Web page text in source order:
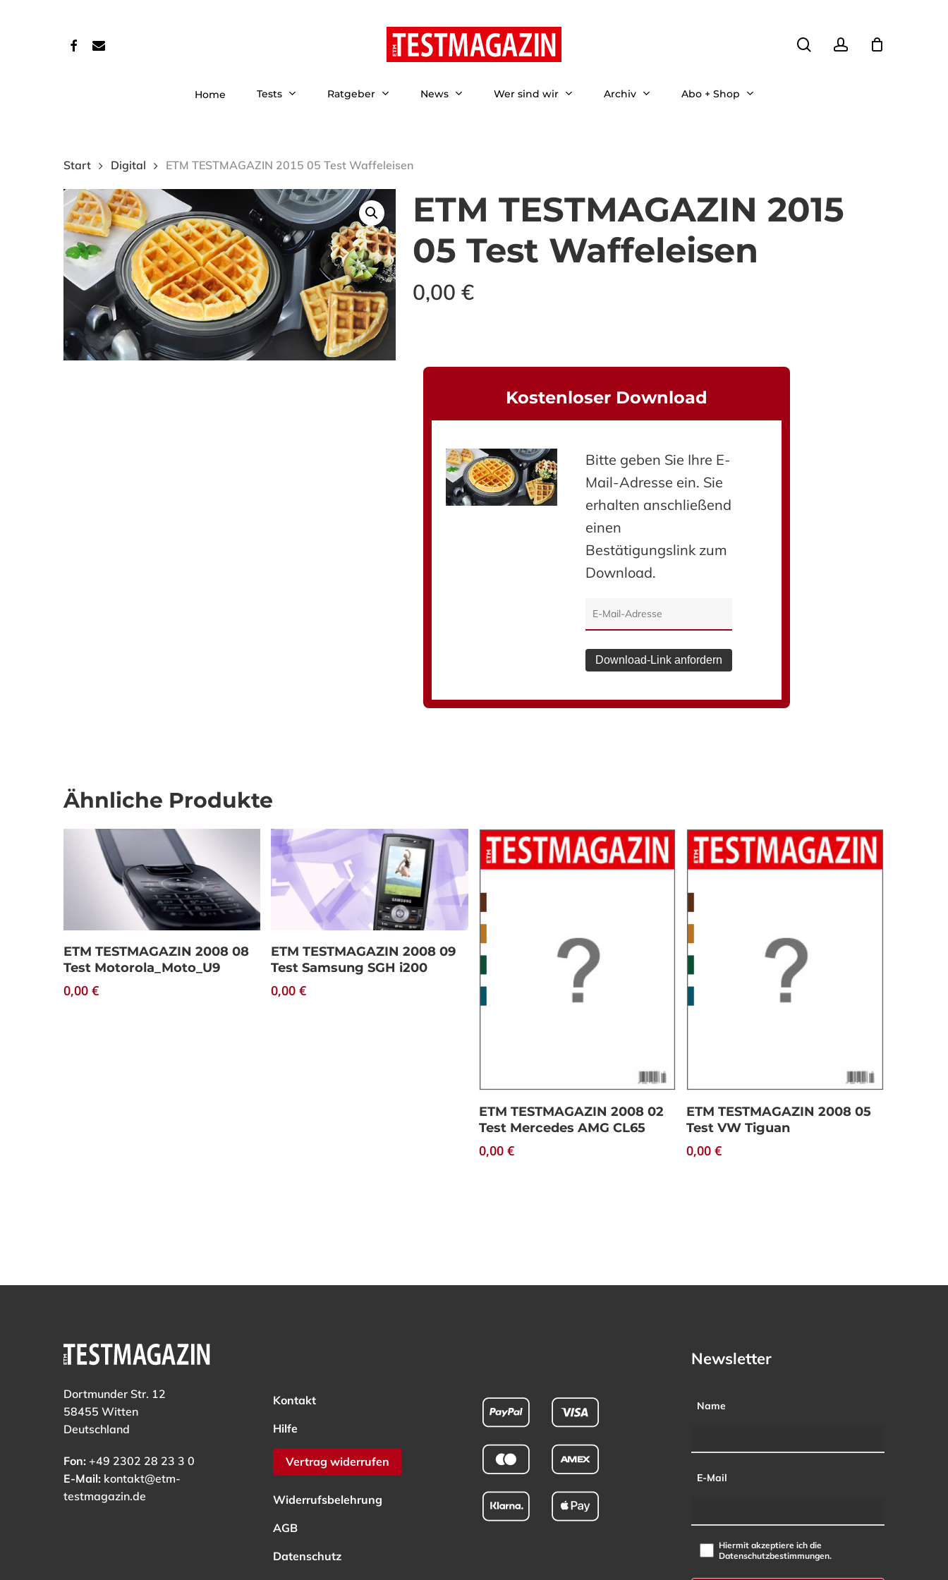
Drücken Sie Enter zum Suchen oder ESC zum Schließen.
facebook
email
Home Tests Ratgeber News Wer sind wir Archiv Abo + Shop
Start Digital ETM TESTMAGAZIN 2015 05 Test Waffeleisen
ETM TESTMAGAZIN 2015
05 Test Waffeleisen
0,00 €
Kostenloser Download
Bitte geben Sie Ihre E-
Mail-Adresse ein. Sie
erhalten anschließend
einen
Bestätigungslink zum
Download.
Download-Link anfordern
Ähnliche Produkte
Download
ETM TESTMAGAZIN 2008 08
Test Motorola_Moto_U9
0,00 €
Download
ETM TESTMAGAZIN 2008 09
Test Samsung SGH i200
0,00€
Download
ETM TESTMAGAZIN 2008 02
Test Mercedes AMG CL65
0,00 €
Download
ETM TESTMAGAZIN 2008 05
Test VW Tiguan
0,00€
Dortmunder Str. 12
58455 Witten
Deutschland
Fon: +49 2302 28 23 3 0
E-Mail: kontakt@etm-
testmagazin.de
Kontakt
Hilfe
Vertrag widerrufen
Widerrufsbelehrung
AGB
Datenschutz
Newsletter
Name
E-Mail
Hiermit akzeptiere ich die
Datenschutzbestimmungen.